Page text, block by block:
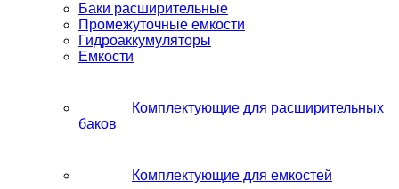
Баки расширительные
Промежуточные емкости
Гидроаккумуляторы
Емкости
Комплектующие для расширительных
баков
Комплектующие для емкостей